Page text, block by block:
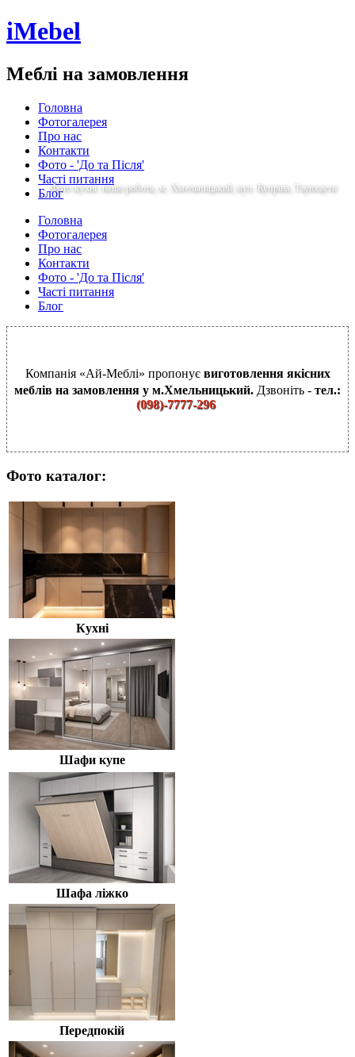
Фото кухні: наша робота, м. Хмельницький, вул. Купріна, Таунхаузи
iMebel
Меблі на замовлення
Головна
Фотогалерея
Про нас
Контакти
Фото - 'До та Після'
Часті питання
Блог
Головна
Фотогалерея
Про нас
Контакти
Фото - 'До та Після'
Часті питання
Блог
Компанія «Ай-Меблі» пропонує виготовлення якісних
меблів на замовлення у м.Хмельницький. Дзвоніть - тел.:
(098)-7777-296
Фото каталог:
Кухні
Шафи купе
Шафа ліжко
Передпокій